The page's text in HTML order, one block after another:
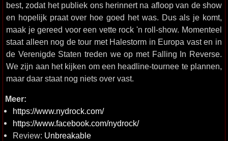
best, zodat het publiek ons herinnert na afloop van de show
en hopelijk praat over hoe goed het was. Dus als je komt,
maak je gereed voor een vette rock 'n roll-show. Momenteel
staat alleen nog de tour met Halestorm in Europa vast en in
de Verenigde Staten treden we op met Falling In Reverse.
We zijn aan het kijken om een headline-tournee te plannen,
maar daar staat nog niets over vast.
Meer:
https://www.nydrock.com/
https://www.facebook.com/nydrock/
Review: Unbreakable